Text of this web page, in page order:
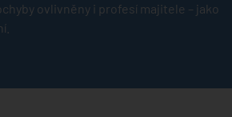
ovlivněny i profesí majitele – jako